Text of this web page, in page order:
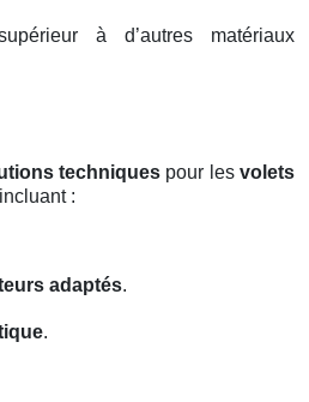
à d’autres matériaux
techniques pour lesvolets
:
adaptés.
.